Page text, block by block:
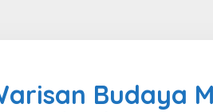
Budaya